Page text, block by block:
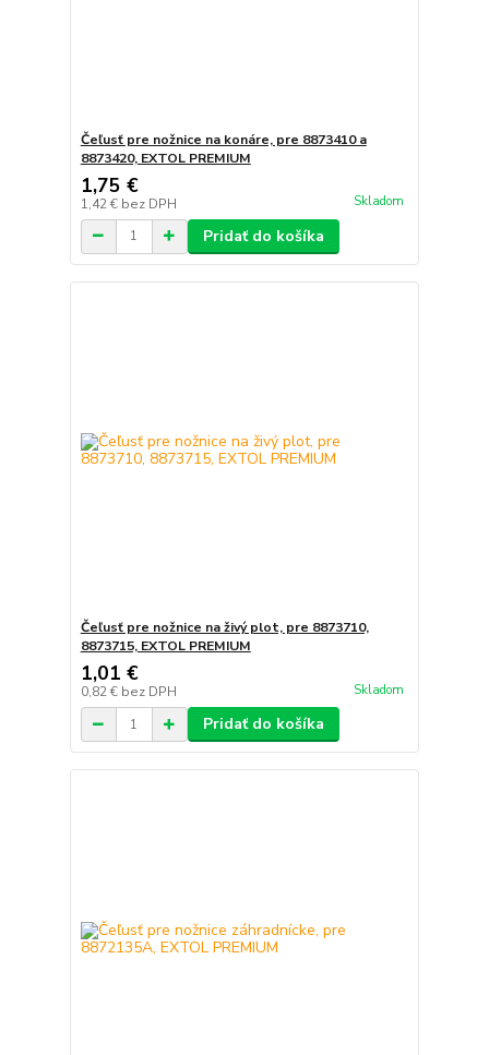
Čeľusť pre nožnice na konáre, pre 8873410 a
8873420, EXTOL PREMIUM
1,75 €
1,42 € bez DPH Skladom
Pridať do košíka
Čeľusť pre nožnice na živý plot, pre 8873710,
8873715, EXTOL PREMIUM
1,01 €
0,82 € bez DPH Skladom
Pridať do košíka